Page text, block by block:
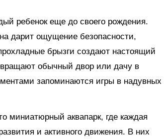
ребенок еще до своего рождения.
дарит ощущение безопасности,
брызги создают настоящий
обычный двор или дачу в
запоминаются игры в надувных
миниатюрный аквапарк, где каждая
и активного движения. В них